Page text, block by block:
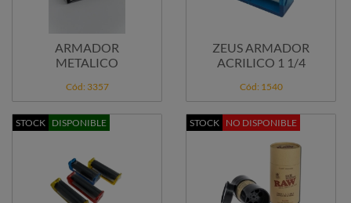
ARMADOR
METALICO
Cód: 3357
ZEUS ARMADOR
ACRILICO 1 1/4
Cód: 1540
STOCK DISPONIBLE STOCK NO DISPONIBLE